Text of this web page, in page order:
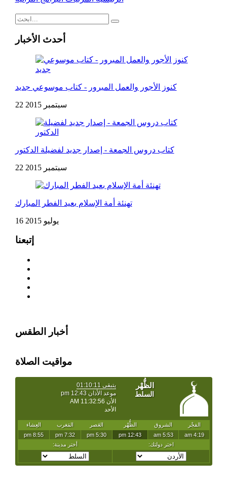
أحدث الأخبار
كنوز الأجور والعمل المبرور - كتاب موسوعي جديد
22 سبتمبر 2015
كتاب دروس الجمعة - إصدار جديد لفضيلة الدكتور
22 سبتمبر 2015
تهنئة أمة الإسلام بعيد الفطر المبارك
16 يوليو 2015
إتبعنا
أخبار الطقس
مواقيت الصلاة